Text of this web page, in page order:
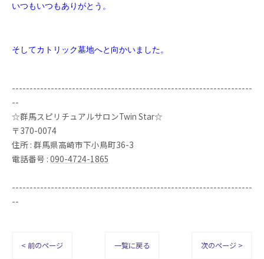
いつもいつもありがとう。
そしてカトリック墓地へと向かいました。
--------------------------------------------------------------------
--
☆群馬スピリチュアルサロンTwin Star☆
〒370-0074
住所 : 群馬県高崎市下小鳥町36-3
電話番号 : 090-4724-1865
--------------------------------------------------------------------
--
< 前のページ 一覧に戻る 次のページ >